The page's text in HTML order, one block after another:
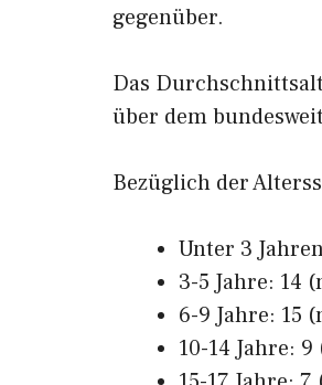
gegenüber.
Das
über dem
Bezüglich der
Unter 3
3-5 Jahre: 14
6-9 Jahre: 15
10-14 Jahre: